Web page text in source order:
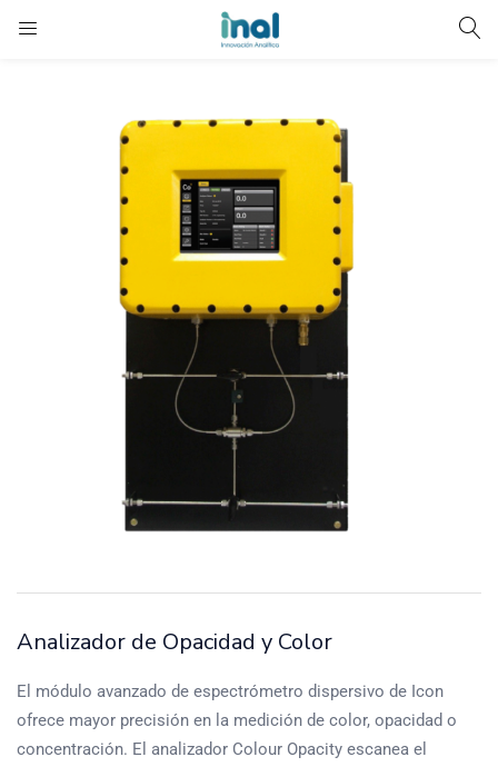
Analizador de Opacidad y Color
El módulo avanzado de espectrómetro dispersivo de Icon
ofrece mayor precisión en la medición de color, opacidad o
concentración. El analizador Colour Opacity escanea el